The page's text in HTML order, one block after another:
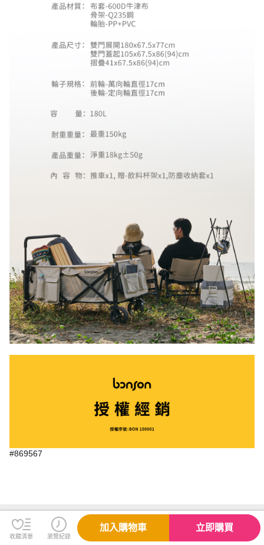
#869567
規格說明
收藏清單 瀏覽紀錄
加入購物車 立即購買